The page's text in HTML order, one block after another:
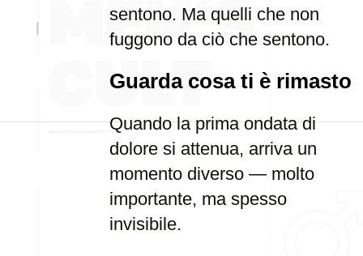
sentono. Ma quelli che non
fuggono da ciò che sentono.
Guarda cosa ti è rimasto
Quando la prima ondata di
dolore si attenua, arriva un
momento diverso — molto
importante, ma spesso
invisibile.